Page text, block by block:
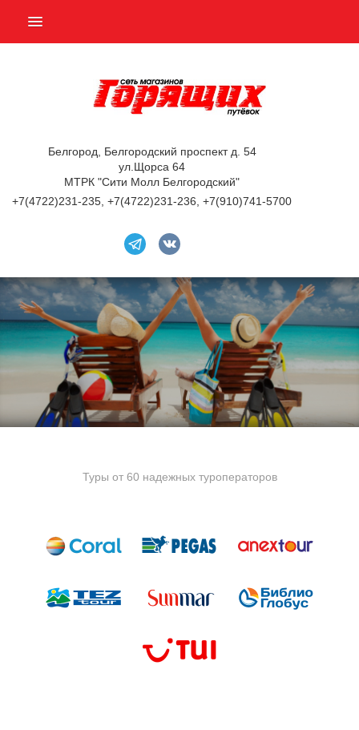
ГОРЯЩИЕ ТУРЫ
НАШИ УСЛУГИ
АВИАБИЛЕТЫ
БРОНИРОВАНИЕ ОТЕЛЕЙ
КОНТАКТЫ
Белгород, Белгородский проспект д. 54
ул.Щорса 64
МТРК "Сити Молл Белгородский"
+7(4722)231-235, +7(4722)231-236, +7(910)741-5700
Туры от 60 надежных туроператоров